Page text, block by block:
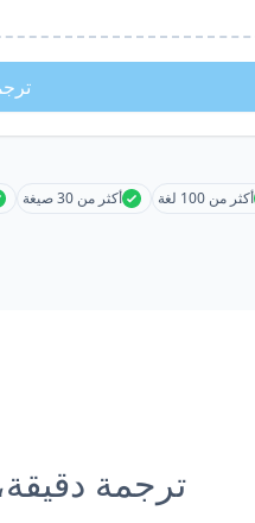
أكثر من 100 لغة أكثر من 30 صيغة
ترجمة